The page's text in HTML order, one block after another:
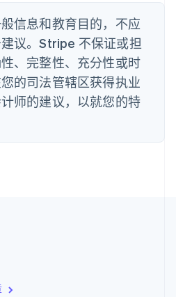
信息和教育目的，不应
议。Stripe 不保证或担
、完整性、充分性或时
的司法管辖区获得执业
师的建议，以就您的特